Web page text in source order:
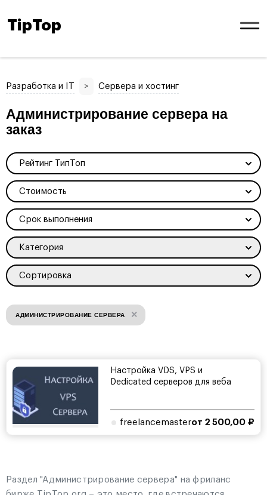
TipTop
Разработка и IT > Сервера и хостинг
Администрирование сервера на
заказ
Рейтинг ТипТоп
Стоимость
Срок выполнения
Категория
Сортировка
АДМИНИСТРИРОВАНИЕ СЕРВЕРА ×
Настройка VDS, VPS и
Dedicated серверов для веба
freelancemasterот 2 500,00 ₽
Раздел "Администрирование сервера" на фриланс